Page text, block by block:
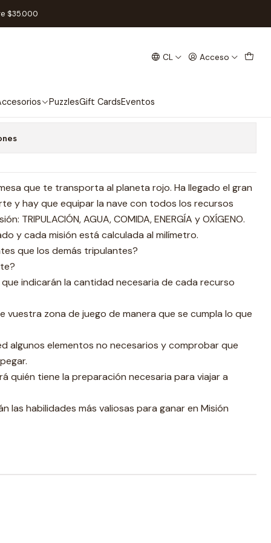
CL Acceso
PuzzlesGift CardsEventos
$35.000
que te transporta al planeta rojo. Ha llegado el gran
y hay que equipar la nave con todos los recursos
TRIPULACIÓN, AGUA, COMIDA, ENERGÍA y OXÍGENO.
y cada misión está calculada al milímetro.
que los demás tripulantes?
indicarán la cantidad necesaria de cada recurso
vuestra zona de juego de manera que se cumpla lo que
algunos elementos no necesarios y comprobar que
quién tiene la preparación necesaria para viajar a
las habilidades más valiosas para ganar en Misión